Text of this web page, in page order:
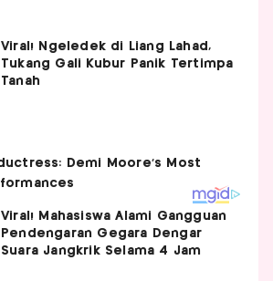
Viral! Ngeledek di Liang Lahad,
Tukang Gali Kubur Panik Tertimpa
Tanah
Viral! Mahasiswa Alami Gangguan
Pendengaran Gegara Dengar
Suara Jangkrik Selama 4 Jam